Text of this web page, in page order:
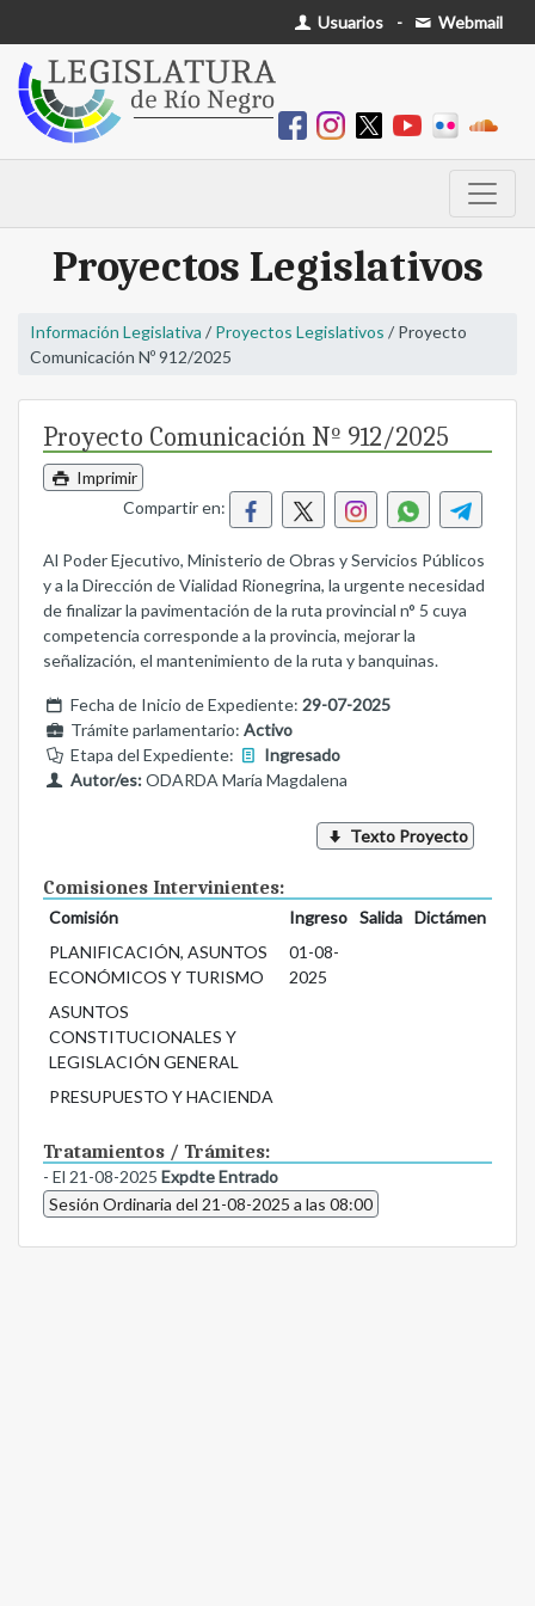
Usuarios - Webmail
Proyectos Legislativos
Información Legislativa / Proyectos Legislativos / Proyecto
Comunicación Nº 912/2025
Proyecto Comunicación Nº 912/2025
Imprimir
Compartir en:
Al Poder Ejecutivo, Ministerio de Obras y Servicios Públicos
y a la Dirección de Vialidad Rionegrina, la urgente necesidad
de finalizar la pavimentación de la ruta provincial n° 5 cuya
competencia corresponde a la provincia, mejorar la
señalización, el mantenimiento de la ruta y banquinas.
Fecha de Inicio de Expediente: 29-07-2025
Trámite parlamentario: Activo
Etapa del Expediente:
Ingresado
Autor/es:ODARDA María Magdalena
Texto Proyecto
Comisiones Intervinientes:
Comisión Ingreso Salida
Dictámen
PLANIFICACIÓN, ASUNTOS
ECONÓMICOS Y TURISMO
01-08-
2025
ASUNTOS
CONSTITUCIONALES Y
LEGISLACIÓN GENERAL
PRESUPUESTO Y HACIENDA
Tratamientos / Trámites:
- El 21-08-2025 Expdte Entrado
Sesión Ordinaria del 21-08-2025 a las 08:00